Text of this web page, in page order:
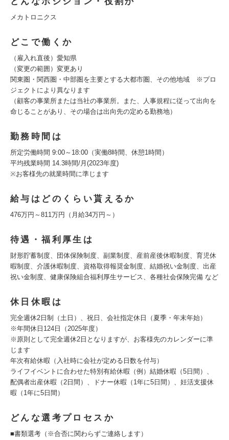
メカトロニクス
どこで働くか
（雇入れ直後）愛知県
（変更の範囲）変更あり
関東圏・関西圏・中部圏を主要とする大都市圏、その他地域 ※プロ
ジェクトにより異なります
（顧客の事業所または当社の事業所。また、人事規程に従って出向を
命じることがあり、その場合は出向先の定める勤務地）
勤務時間は
所定労働時間 9:00～18:00（実働8時間、休憩1時間）
平均残業時間 14.3時間/月(2023年度)
※お客様先の就業時間に準じます
給与はどのくらい貰えるか
476万円～811万円（月給34万円～）
待遇・福利厚生は
財形貯蓄制度、団体保険制度、副業制度、産前産後休暇制度、育児休
暇制度、介護休暇制度、資格取得報奨金制度、結婚祝い金制度、出産
祝い金制度、健康保険組合福利厚生サービス、各種社会保険完備 など
休日休暇は
完全週休2日制（土日）、祝日、会社指定休日（夏季・年末年始）
※年間休日124日（2025年度）
※原則として完全週休2日となりますが、お客様先のカレンダーに準
じます
年次有給休暇（入社時に会社が定める日数を付与）
ライフイベントに合わせた特別有給休暇（例）結婚休暇（5日間）、
配偶者出産休暇（2日間）、ドナー休暇（1年に5日間）、妊活支援休
暇（1年に5日間）
どんな選考プロセスか
■書類選考（※合否に関わらずご連絡します）